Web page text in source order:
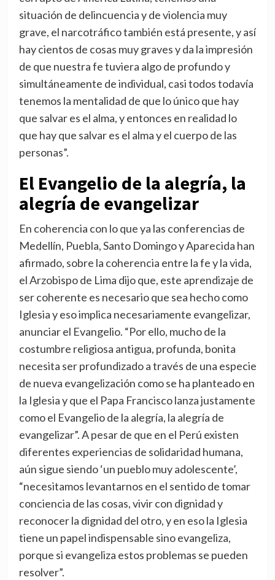
situación de delincuencia y de violencia muy
grave, el narcotráfico también está presente, y así
hay cientos de cosas muy graves y da la impresión
de que nuestra fe tuviera algo de profundo y
simultáneamente de individual, casi todos todavía
tenemos la mentalidad de que lo único que hay
que salvar es el alma, y entonces en realidad lo
que hay que salvar es el alma y el cuerpo de las
personas”.
El Evangelio de la alegría, la
alegría de evangelizar
En coherencia con lo que ya las conferencias de
Medellín, Puebla, Santo Domingo y Aparecida han
afirmado, sobre la coherencia entre la fe y la vida,
el Arzobispo de Lima dijo que, este aprendizaje de
ser coherente es necesario que sea hecho como
Iglesia y eso implica necesariamente evangelizar,
anunciar el Evangelio. “Por ello, mucho de la
costumbre religiosa antigua, profunda, bonita
necesita ser profundizado a través de una especie
de nueva evangelización como se ha planteado en
la Iglesia y que el Papa Francisco lanza justamente
como el Evangelio de la alegría, la alegría de
evangelizar”. A pesar de que en el Perú existen
diferentes experiencias de solidaridad humana,
aún sigue siendo ‘un pueblo muy adolescente’,
“necesitamos levantarnos en el sentido de tomar
conciencia de las cosas, vivir con dignidad y
reconocer la dignidad del otro, y en eso la Iglesia
tiene un papel indispensable sino evangeliza,
porque si evangeliza estos problemas se pueden
resolver”.